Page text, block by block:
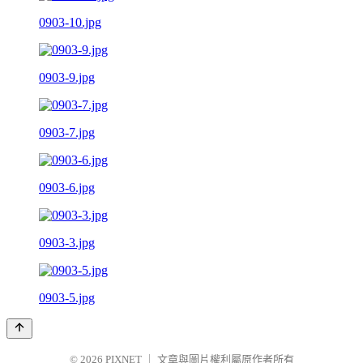
0903-10.jpg
0903-9.jpg
0903-7.jpg
0903-6.jpg
0903-3.jpg
0903-5.jpg
© 2026 PIXNET 文章與圖片權利屬原作者所有